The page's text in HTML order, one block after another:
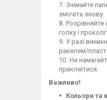
Знімайте
змочіть знову.
голку і
У разі
ракелем/
Не
приклеїтися.
Важливо!
Кольори та